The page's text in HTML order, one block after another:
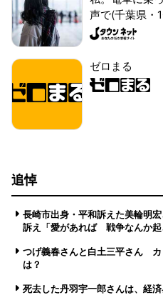
声で(千葉県・
ゼロまる
追悼
長崎市出身・平和訴えた美輪明
訴え「愛があれば 戦争なんか起
つげ義春さんと白土三平さん カ
は？
死去した丹羽宇一郎さんは、経